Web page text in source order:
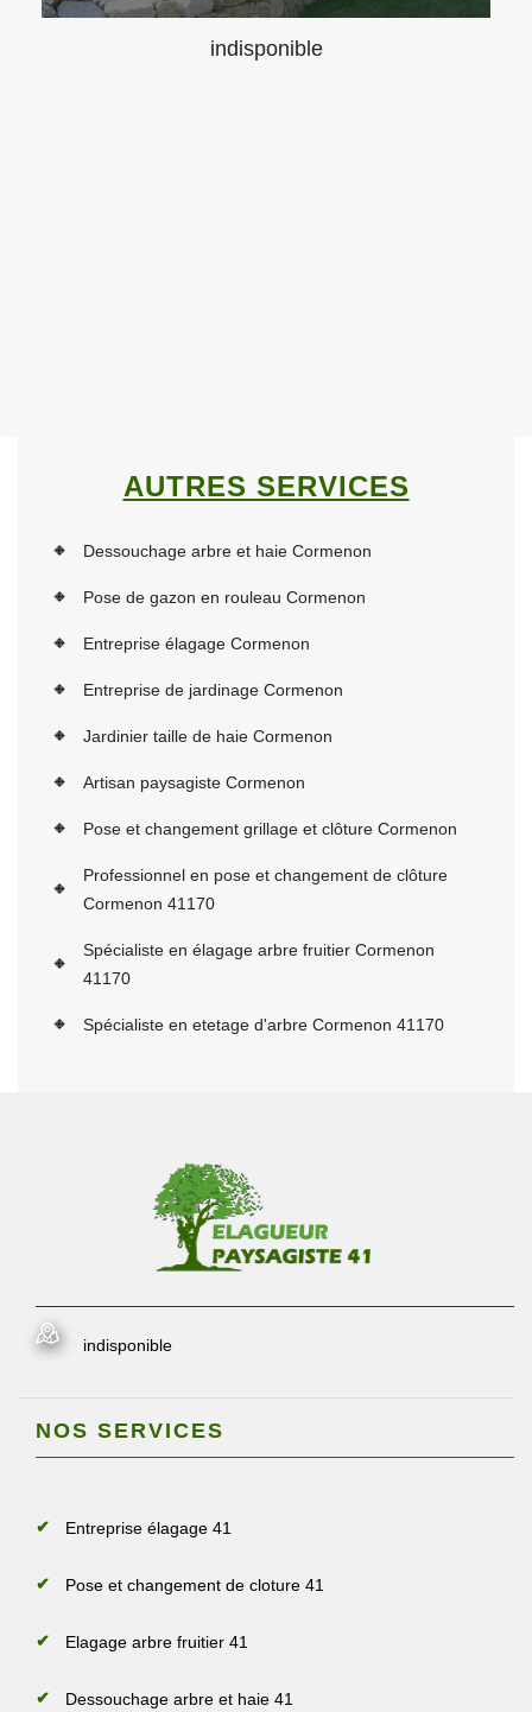
indisponible
AUTRES SERVICES
Dessouchage arbre et haie Cormenon
Pose de gazon en rouleau Cormenon
Entreprise élagage Cormenon
Entreprise de jardinage Cormenon
Jardinier taille de haie Cormenon
Artisan paysagiste Cormenon
Pose et changement grillage et clôture Cormenon
Professionnel en pose et changement de clôture
Cormenon 41170
Spécialiste en élagage arbre fruitier Cormenon
41170
Spécialiste en etetage d'arbre Cormenon 41170
indisponible
NOS SERVICES
Entreprise élagage 41
Pose et changement de cloture 41
Elagage arbre fruitier 41
Dessouchage arbre et haie 41